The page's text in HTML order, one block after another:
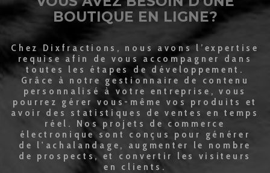
BOUTIQUE EN LIGNE?
Chez Dixfractions, nous avons l’expertise
requise afin de vous accompagner dans
toutes les étapes de développement.
Grâce à notre gestionnaire de contenu
personnalisé à votre entreprise, vous
pourrez gérer vous-même vos produits et
avoir des statistiques de ventes en temps
réel. Nos projets de commerce
électronique sont conçus pour générer
de l'achalandage, augmenter le nombre
de prospects, et convertir les visiteurs
en clients.